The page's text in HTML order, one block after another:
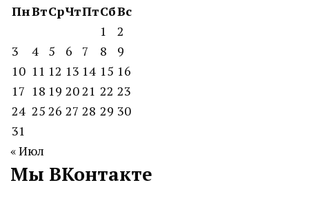
ПнВтСрЧтПтСбВс
1
2
3
4 5 6 7 8
9
10 11 12 13 14 15 16
17 18 19 2021 22 23
24 25 26 27 28 29 30
31
« Июл
Мы ВКонтакте